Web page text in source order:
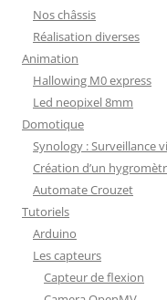
Nos châssis
Réalisation diverses
Animation
Hallowing M0 express
Led neopixel 8mm
Domotique
Synology : Surveillance
Création d’un
Automate Crouzet
Tutoriels
Arduino
Les capteurs
Capteur de flexion